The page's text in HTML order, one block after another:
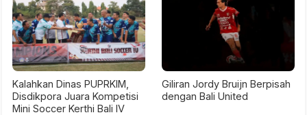
Kalahkan Dinas PUPRKIM,
Disdikpora Juara Kompetisi
Mini Soccer Kerthi Bali IV
Giliran Jordy Bruijn Berpisah
dengan Bali United